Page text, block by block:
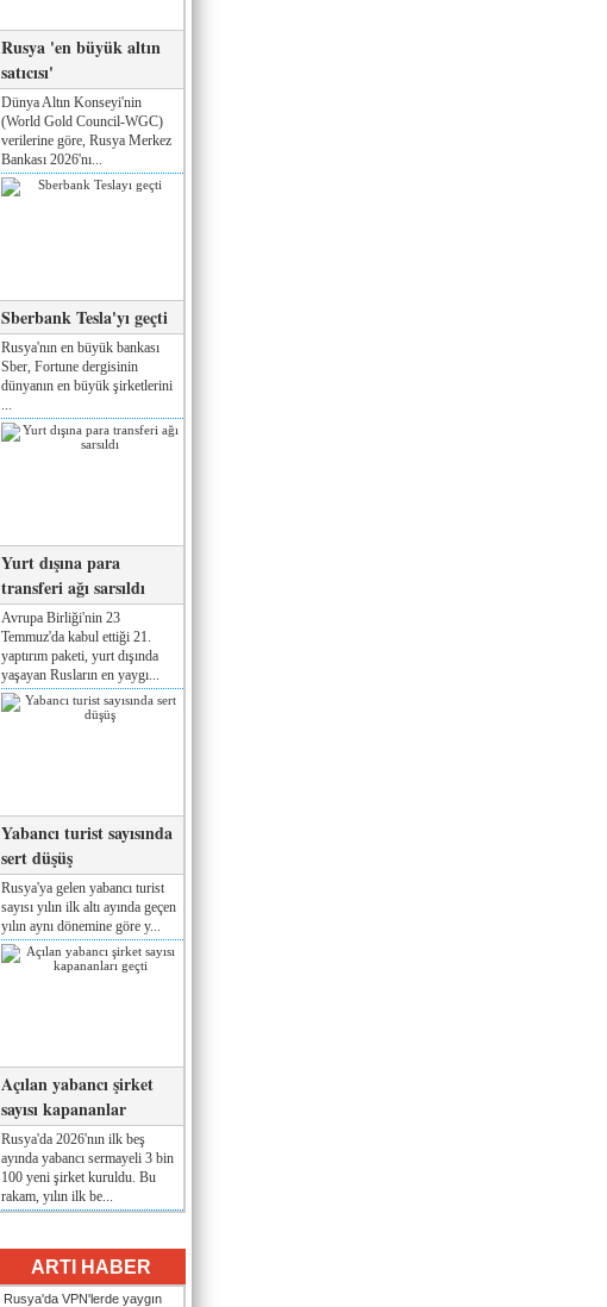
Rusya 'en büyük altın
satıcısı'
Dünya Altın Konseyi'nin
(World Gold Council-WGC)
verilerine göre, Rusya Merkez
Bankası 2026'nı...
Sberbank Tesla'yı geçti
Rusya'nın en büyük bankası
Sber, Fortune dergisinin
dünyanın en büyük şirketlerini
...
Yurt dışına para
transferi ağı sarsıldı
Avrupa Birliği'nin 23
Temmuz'da kabul ettiği 21.
yaptırım paketi, yurt dışında
yaşayan Rusların en yaygı...
Yabancı turist sayısında
sert düşüş
Rusya'ya gelen yabancı turist
sayısı yılın ilk altı ayında geçen
yılın aynı dönemine göre y...
Açılan yabancı şirket
sayısı kapananlar
Rusya'da 2026'nın ilk beş
ayında yabancı sermayeli 3 bin
100 yeni şirket kuruldu. Bu
rakam, yılın ilk be...
ARTI HABER
Rusya'da VPN'lerde yaygın